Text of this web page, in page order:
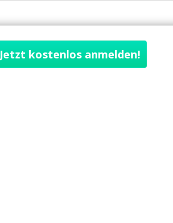
Jetzt kostenlos anmelden!